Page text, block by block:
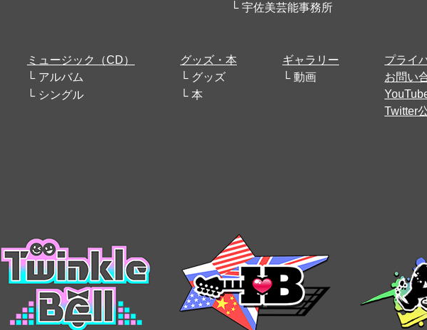
宇佐美芸能事務所
ミュージック（CD）
アルバム
シングル
グッズ・本
グッズ
本
ギャラリー
動画
プライ
お問い
Twitter